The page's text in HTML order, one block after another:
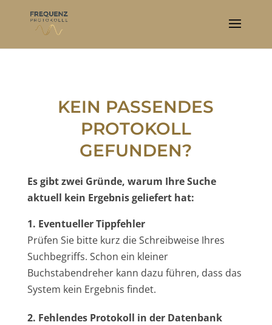
KEIN PASSENDES
PROTOKOLL
GEFUNDEN?
Es gibt zwei Gründe, warum Ihre Suche
aktuell kein Ergebnis geliefert hat:
1. Eventueller Tippfehler
Prüfen Sie bitte kurz die Schreibweise Ihres
Suchbegriffs. Schon ein kleiner
Buchstabendreher kann dazu führen, dass das
System kein Ergebnis findet.
2. Fehlendes Protokoll in der Datenbank